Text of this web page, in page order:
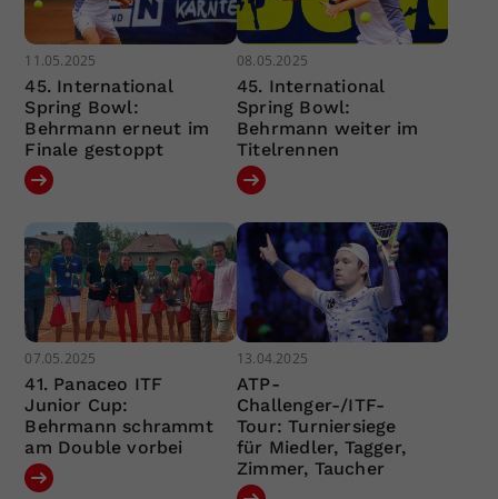
11.05.2025
45. International
Spring Bowl:
Behrmann erneut im
Finale gestoppt
08.05.2025
45. International
Spring Bowl:
Behrmann weiter im
Titelrennen
07.05.2025
41. Panaceo ITF
Junior Cup:
Behrmann schrammt
am Double vorbei
13.04.2025
ATP-
Challenger-/ITF-
Tour: Turniersiege
für Miedler, Tagger,
Zimmer, Taucher